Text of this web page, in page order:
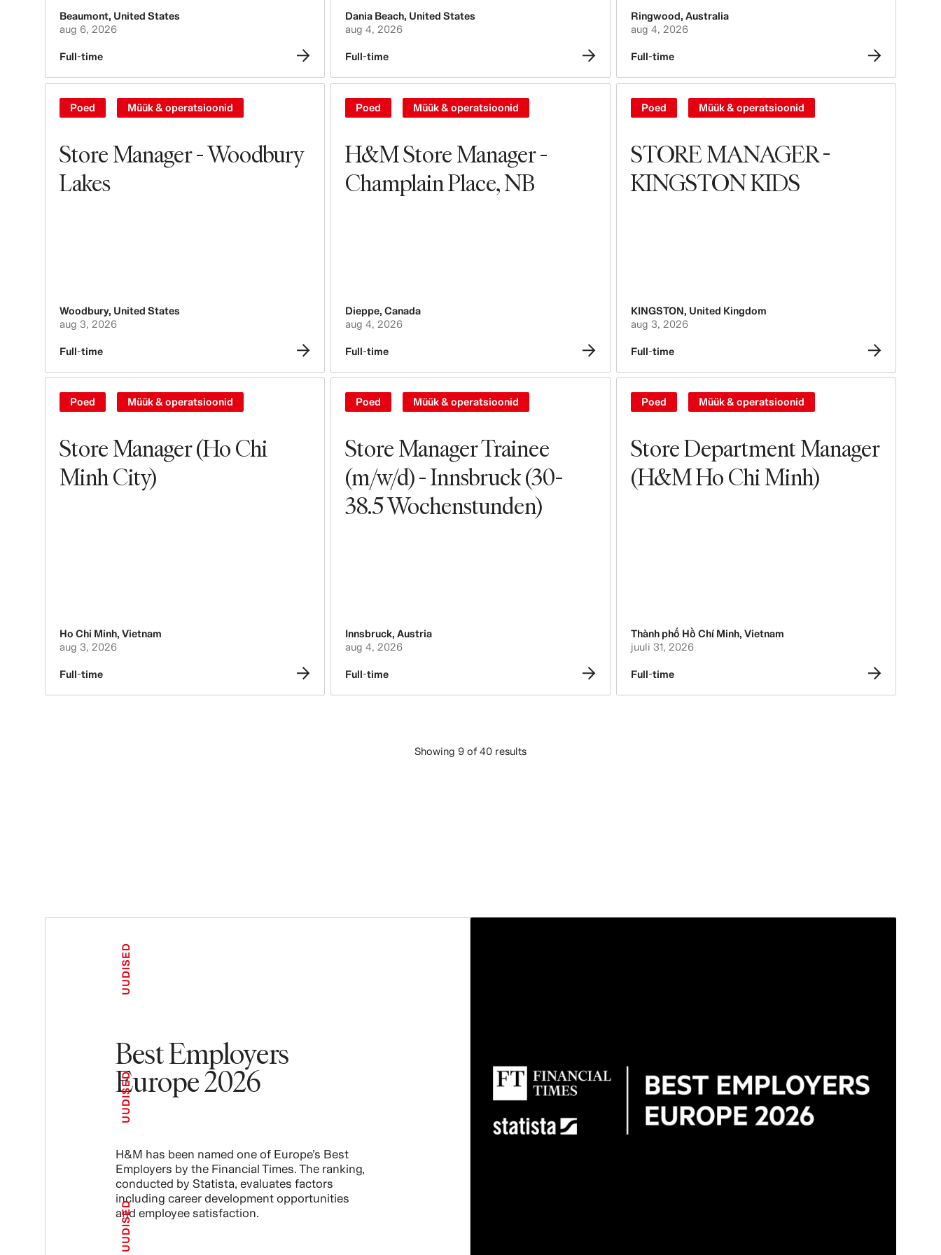
Beaumont, United States
aug 6, 2026
Full-time
Dania Beach, United States
aug 4, 2026
Full-time
Ringwood, Australia
aug 4, 2026
Full-time
Store Manager - Woodbury
Lakes
Poed Müük & operatsioonid
Woodbury, United States
aug 3, 2026
Full-time
H&M Store Manager -
Champlain Place, NB
Poed Müük & operatsioonid
Dieppe, Canada
aug 4, 2026
Full-time
STORE MANAGER -
KINGSTON KIDS
Poed Müük & operatsioonid
KINGSTON, United Kingdom
aug 3, 2026
Full-time
Store Manager (Ho Chi
Minh City)
Poed Müük & operatsioonid
Ho Chi Minh, Vietnam
aug 3, 2026
Full-time
Store Manager Trainee
(m/w/d) - Innsbruck (30-
38.5 Wochenstunden)
Poed Müük & operatsioonid
Innsbruck, Austria
aug 4, 2026
Full-time
Store Department Manager
(H&M Ho Chi Minh)
Poed Müük & operatsioonid
Thành phố Hồ Chí Minh, Vietnam
juuli 31, 2026
Full-time
Showing 9 of 40 results
Best Employers
Europe 2026
H&M has been named one of Europe’s Best
Employers by the Financial Times. The ranking,
conducted by Statista, evaluates factors
including career development opportunities
and employee satisfaction.
UUDISED
UUDISED
UUDISED